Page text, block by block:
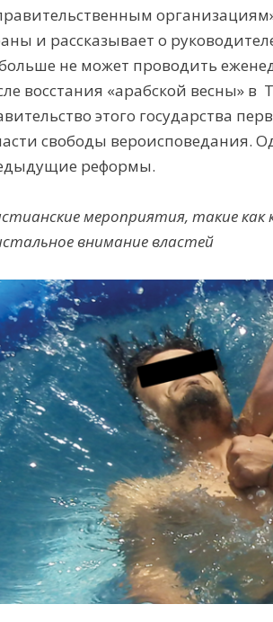
и рассказывает о
не может проводить
восстания «арабской весны» в
этого государства
свободы вероисповедания.
реформы.
мероприятия, такие как
внимание властей